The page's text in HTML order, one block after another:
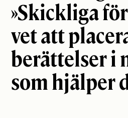
»Skickliga
vet att
berättelser i
som hjälper